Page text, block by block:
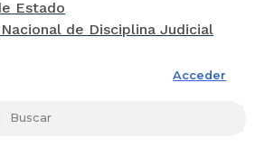
Acceder
Buscar